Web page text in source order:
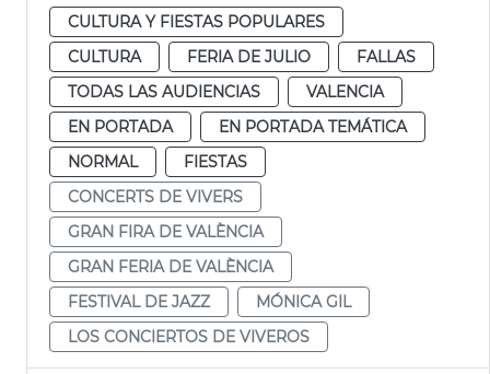
CULTURA Y FIESTAS POPULARES
CULTURA
FERIA DE JULIO
FALLAS
TODAS LAS AUDIENCIAS
VALENCIA
EN PORTADA
EN PORTADA TEMÁTICA
NORMAL
FIESTAS
CONCERTS DE VIVERS
GRAN FIRA DE VALÈNCIA
GRAN FERIA DE VALÈNCIA
FESTIVAL DE JAZZ
MÓNICA GIL
LOS CONCIERTOS DE VIVEROS